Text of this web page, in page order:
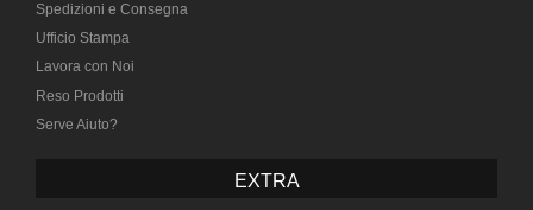
Spedizioni e Consegna
Ufficio Stampa
Lavora con Noi
Reso Prodotti
Serve Aiuto?
EXTRA